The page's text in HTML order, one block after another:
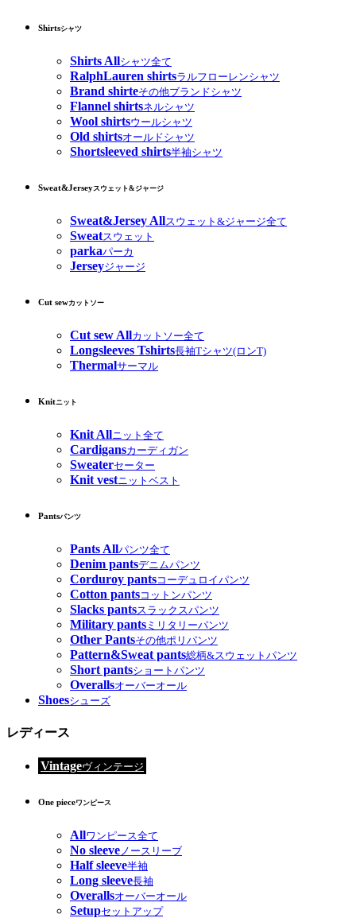
Shirtsシャツ
Shirts Allシャツ全て
RalphLauren shirtsラルフローレンシャツ
Brand shirteその他ブランドシャツ
Flannel shirtsネルシャツ
Wool shirtsウールシャツ
Old shirtsオールドシャツ
Shortsleeved shirts半袖シャツ
Sweat&Jerseyスウェット&ジャージ
Sweat&Jersey Allスウェット&ジャージ全て
Sweatスウェット
parkaパーカ
Jerseyジャージ
Cut sewカットソー
Cut sew Allカットソー全て
Longsleeves Tshirts長袖Tシャツ(ロンT)
Thermalサーマル
Knitニット
Knit Allニット全て
Cardigansカーディガン
Sweaterセーター
Knit vestニットベスト
Pantsパンツ
Pants Allパンツ全て
Denim pantsデニムパンツ
Corduroy pantsコーデュロイパンツ
Cotton pantsコットンパンツ
Slacks pantsスラックスパンツ
Military pants ミリタリーパンツ
Other Pantsその他ポリパンツ
Pattern&Sweat pants総柄&スウェットパンツ
Short pantsショートパンツ
Overallsオーバーオール
Shoesシューズ
レディース
Vintageヴィンテージ
One pieceワンピース
Allワンピース全て
No sleeve ノースリーブ
Half sleeve半袖
Long sleeve長袖
Overallsオーバーオール
Setupセットアップ